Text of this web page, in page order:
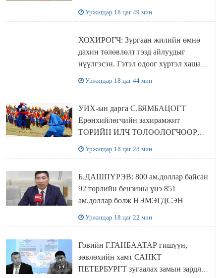
Уржигдар 18 цаг 49 мин
ХОХИРОГЧ: Зургаан жилийн өмнө
дахин төлөвлөлт гээд айлуудыг
нүүлгэсэн. Гэтэл одоог хүртэл хашаа
Уржигдар 18 цаг 44 мин
УИХ-ын дарга С.БЯМБАЦОГТ
Ерөнхийлөгчийн захирамжит
ТӨРИЙН ИЛЧ ТӨЛӨӨЛӨГЧӨӨР
Уржигдар 18 цаг 28 мин
Б.ДАШПҮРЭВ: 800 ам.доллар байсан
92 төрлийн бензины үнэ 851
ам.доллар болж НЭМЭГДСЭН
Уржигдар 18 цаг 22 мин
Говийн Г.ГАНБААТАР гишүүн,
зөвлөхийн хамт САНКТ
ПЕТЕРБУРГТ зугаалах замын зардлаа